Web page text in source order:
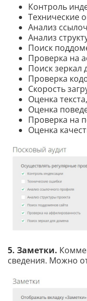
Контроль
Технические
Анализ
Анализ
Поиск
Проверка на
Поиск зеркал
Проверка
Скорость
Оценка
Оценка
Проверка на
Оценка
5. Заметки.
сведения. Можно